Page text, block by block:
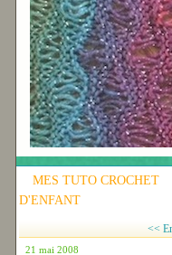
MES TUTO CROCHET
D'ENFANT
<<
21 mai 2008